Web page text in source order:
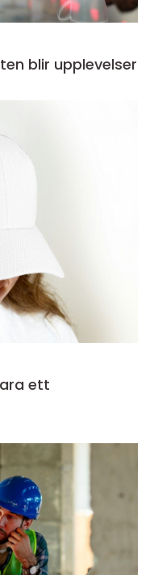
där möten blir upplevelser
ett